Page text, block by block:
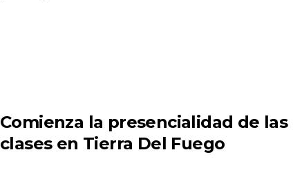
Comienza la presencialidad de las
clases en Tierra Del Fuego